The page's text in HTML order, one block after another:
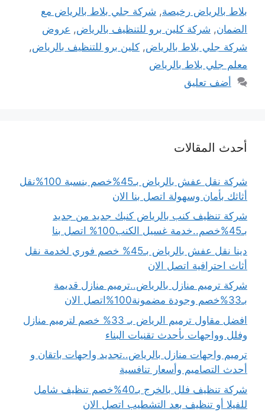
بلاط بالرياض رخيصة, شركة جلي بلاط بالرياض مع
الضمان, شركة كلين برو للتنظيف بالرياض, عروض
شركة جلي بلاط بالرياض, كلين برو للتنظيف بالرياض,
معلم جلي بلاط بالرياض
أضف تعليق
أحدث المقالات
شركة نقل عفش بالرياض بـ45%خصم بنسبة 100%نقل
أثاثك بأمان وسهولة اتصل بنا الان
شركة تنظيف كنب بالرياض كنبك جديد من جديد
بـ45%خصم..خدمة غسيل الكنب100% اتصل بنا
دينا نقل عفش بالرياض بـ45% خصم فوري لخدمة نقل
أثاث احترافية اتصل الان
شركة ترميم منازل بالرياض..ترميم منازل قديمة
بـ33%خصم وجودة مضمونة100%اتصل الان
افضل مقاول ترميم الرياض بـ 33% خصم لترميم منازل
وفلل وواجهات بأحدث تقنيات البناء
ترميم واجهات منازل بالرياض..تجديد واجهات باتقان و
أحدث التصاميم وأسعار تنافسية
شركة تنظيف فلل بالخرج بـ40%خصم تنظيف شامل
للفيلا أو تنظيف بعد التشطيب اتصل الان